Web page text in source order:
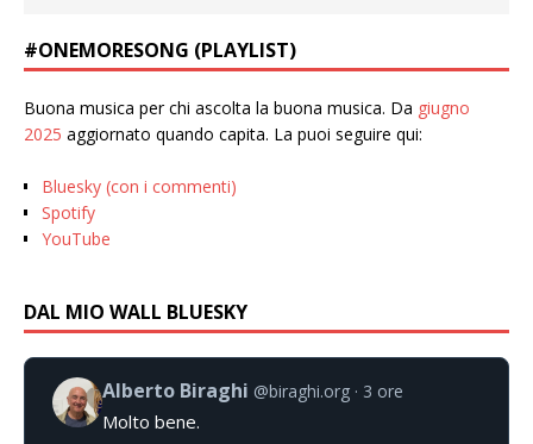
#ONEMORESONG (PLAYLIST)
Buona musica per chi ascolta la buona musica. Da giugno
2025 aggiornato quando capita. La puoi seguire qui:
Bluesky (con i commenti)
Spotify
YouTube
DAL MIO WALL BLUESKY
Alberto Biraghi @biraghi.org 3 ore
Molto bene.